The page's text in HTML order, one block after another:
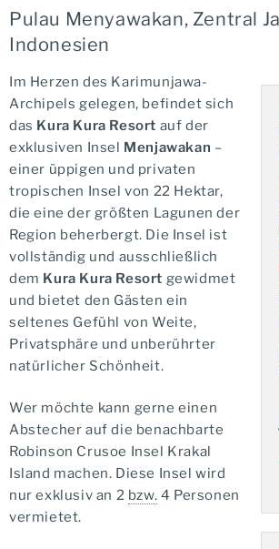
Pulau Menyawakan, Zentral
Indonesien
Im Herzen des Karimunjawa-
Archipels gelegen, befindet sich
das Kura Kura Resort auf der
exklusiven Insel Menjawakan –
einer üppigen und privaten
tropischen Insel von 22 Hektar,
die eine der größten Lagunen der
Region beherbergt. Die Insel ist
vollständig und ausschließlich
dem Kura Kura Resort gewidmet
und bietet den Gästen ein
seltenes Gefühl von Weite,
Privatsphäre und unberührter
natürlicher Schönheit.
Wer möchte kann gerne einen
Abstecher auf die benachbarte
Robinson Crusoe Insel Krakal
Island machen. Diese Insel wird
nur exklusiv an 2 bzw. 4 Personen
vermietet.